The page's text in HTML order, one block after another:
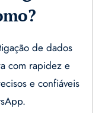
de dados
com rapidez e
e confiáveis